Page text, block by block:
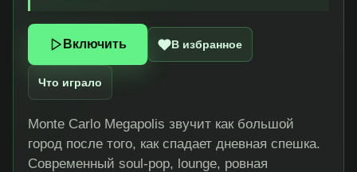
Включить В избранное
Что играло
Monte Carlo Megapolis звучит как большой
город после того, как спадает дневная спешка.
Современный soul-pop, lounge, ровная